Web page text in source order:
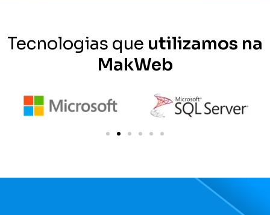
Tecnologias que utilizamos na
MakWeb